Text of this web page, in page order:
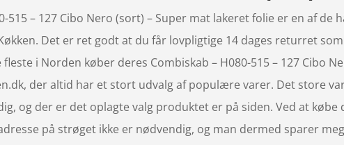
515 – 127 Cibo Nero (sort) – Super mat lakeret folie er en af
Det er ret godt at du får lovpligtige 14 dages returret
fleste i Norden køber deres Combiskab – H080-515 – 127 Cibo
der altid har et stort udvalg af populære varer. Det store
og der er det oplagte valg produktet er på siden. Ved at
på strøget ikke er nødvendig, og man dermed sparer